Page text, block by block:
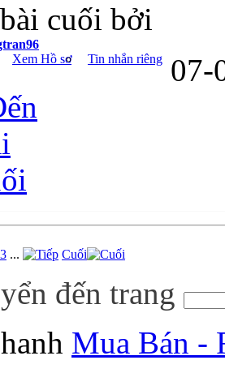
cuối bởi
Xem Hồ sơ
Tin nhắn riêng 07-
3 ... Cuối
đến trang
Mua Bán -